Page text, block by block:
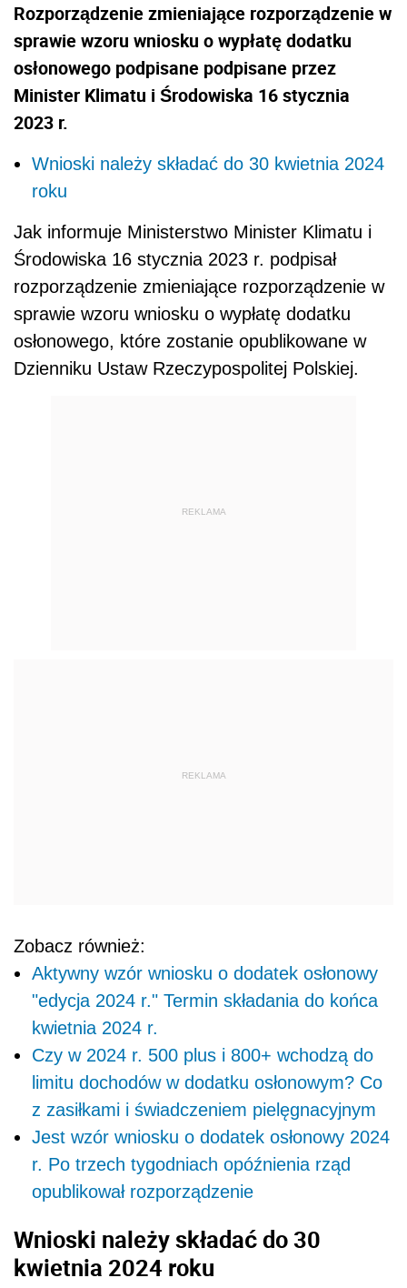
Rozporządzenie zmieniające rozporządzenie w
sprawie wzoru wniosku o wypłatę dodatku
osłonowego podpisane podpisane przez
Minister Klimatu i Środowiska 16 stycznia
2023 r.
Wnioski należy składać do 30 kwietnia 2024
roku
Jak informuje Ministerstwo Minister Klimatu i
Środowiska 16 stycznia 2023 r. podpisał
rozporządzenie zmieniające rozporządzenie w
sprawie wzoru wniosku o wypłatę dodatku
osłonowego, które zostanie opublikowane w
Dzienniku Ustaw Rzeczypospolitej Polskiej.
REKLAMA
REKLAMA
Zobacz również:
Aktywny wzór wniosku o dodatek osłonowy
"edycja 2024 r." Termin składania do końca
kwietnia 2024 r.
Czy w 2024 r. 500 plus i 800+ wchodzą do
limitu dochodów w dodatku osłonowym? Co
z zasiłkami i świadczeniem pielęgnacyjnym
Jest wzór wniosku o dodatek osłonowy 2024
r. Po trzech tygodniach opóźnienia rząd
opublikował rozporządzenie
Wnioski należy składać do 30
kwietnia 2024 roku